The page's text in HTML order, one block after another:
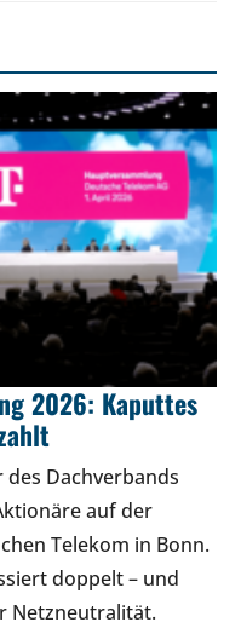
2026: Kaputtes
Dachverbands
auf der
Telekom in Bonn.
doppelt – und
Netzneutralität.